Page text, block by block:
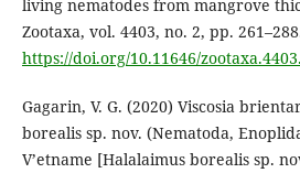
living nematodes from mangrove
Zootaxa, vol. 4403, no. 2, pp.
https://doi.org/10.11646/
Gagarin, V. G. (2020) Viscosia
borealis sp. nov. (Nematoda,
V’etname [Halalaimus borealis sp.